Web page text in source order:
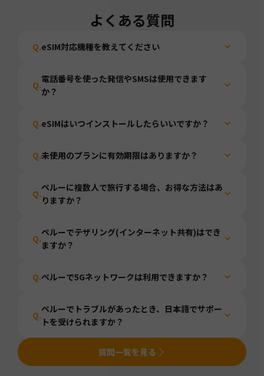
よくある質問
Q.eSIM対応機種を教えてください
Q.
電話番号を使った発信やSMSは使用できます
か？
Q.eSIMはいつインストールしたらいいですか？
Q.未使用のプランに有効期限はありますか？
Q.
ペルーに複数人で旅行する場合、お得な方法はあ
りますか？
Q.
ペルーでテザリング(インターネット共有)はでき
ますか？
Q.ペルーで5Gネットワークは利用できますか？
Q.
ペルーでトラブルがあったとき、日本語でサポー
トを受けられますか？
質問一覧を見る